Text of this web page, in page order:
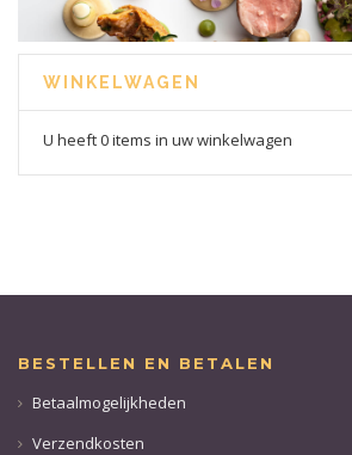
WINKELWAGEN
U heeft 0 items in uw winkelwagen
BESTELLEN EN BETALEN
Betaalmogelijkheden
Verzendkosten